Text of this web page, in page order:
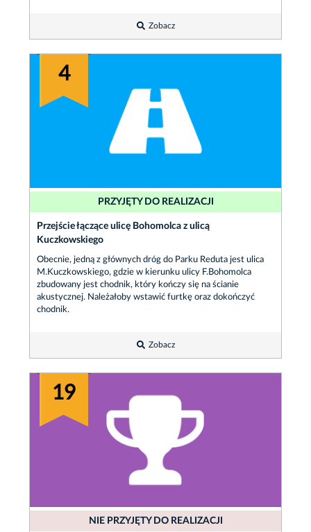
Zobacz
4
PRZYJĘTY DO REALIZACJI
Przejście łączące ulicę Bohomolca z ulicą
Kuczkowskiego
Obecnie, jedną z głównych dróg do Parku Reduta jest ulica
M.Kuczkowskiego, gdzie w kierunku ulicy F.Bohomolca
zbudowany jest chodnik, który kończy się na ścianie
akustycznej. Należałoby wstawić furtkę oraz dokończyć
chodnik.
Zobacz
19
NIE PRZYJĘTY DO REALIZACJI